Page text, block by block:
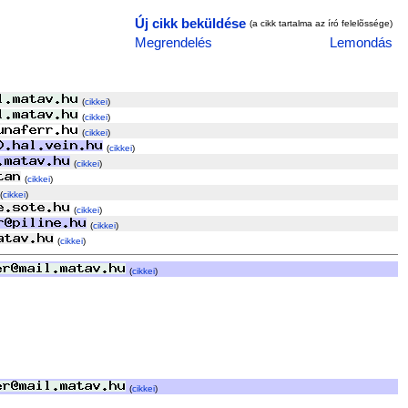
Új cikk beküldése (a cikk tartalma az író felelõssége)
Megrendelés Lemondás
(cikkei)
(cikkei)
(cikkei)
(cikkei)
(cikkei)
(cikkei)
(cikkei)
(cikkei)
(cikkei)
(cikkei)
(cikkei)
(cikkei)